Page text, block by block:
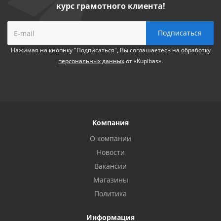
курс грамотного клиента!
Нажимая на кнопнку "Подписаться", Вы соглашаетесь на обработку
персональных данныхот «Kupibas».
Компания
О компании
Новости
Вакансии
Магазины
Политика
Информация